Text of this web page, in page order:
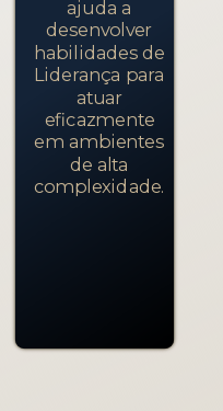
ajuda a
desenvolver
habilidades de
Liderança para
atuar
eficazmente
em ambientes
de alta
complexidade.